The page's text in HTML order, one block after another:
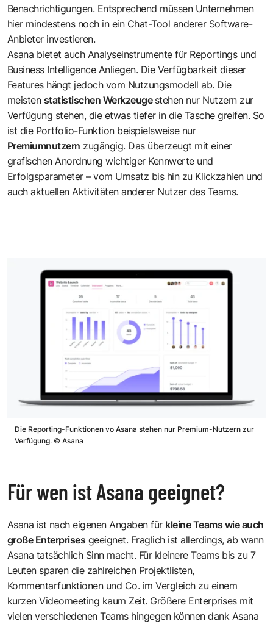
Benachrichtigungen. Entsprechend müssen Unternehmen
hier mindestens noch in ein Chat-Tool anderer Software-
Anbieter investieren.
Asana bietet auch Analyseinstrumente für Reportings und
Business Intelligence Anliegen. Die Verfügbarkeit dieser
Features hängt jedoch vom Nutzungsmodell ab. Die
meisten statistischen Werkzeuge stehen nur Nutzern zur
Verfügung stehen, die etwas tiefer in die Tasche greifen. So
ist die Portfolio-Funktion beispielsweise nur
Premiumnutzern zugängig. Das überzeugt mit einer
grafischen Anordnung wichtiger Kennwerte und
Erfolgsparameter – vom Umsatz bis hin zu Klickzahlen und
auch aktuellen Aktivitäten anderer Nutzer des Teams.
Die Reporting-Funktionen vo Asana stehen nur Premium-Nutzern zur
Verfügung. © Asana
Für wen ist Asana geeignet?
Asana ist nach eigenen Angaben für kleine Teams wie auch
große Enterprises geeignet. Fraglich ist allerdings, ab wann
Asana tatsächlich Sinn macht. Für kleinere Teams bis zu 7
Leuten sparen die zahlreichen Projektlisten,
Kommentarfunktionen und Co. im Vergleich zu einem
kurzen Videomeeting kaum Zeit. Größere Enterprises mit
vielen verschiedenen Teams hingegen können dank Asana